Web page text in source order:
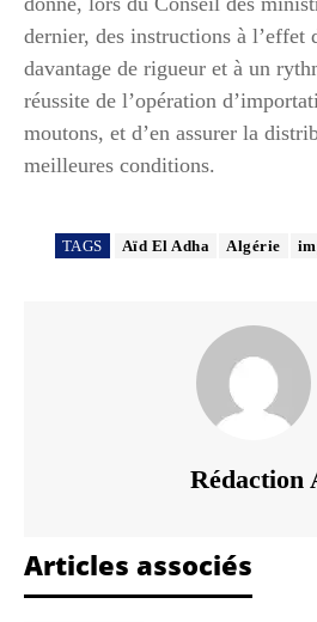
dernier, des instructions à l’effet
davantage de rigueur et à un
réussite de l’opération
moutons, et d’en assurer la
meilleures conditions.
TAGS Aïd El Adha Algérie
Rédaction
Articles associés